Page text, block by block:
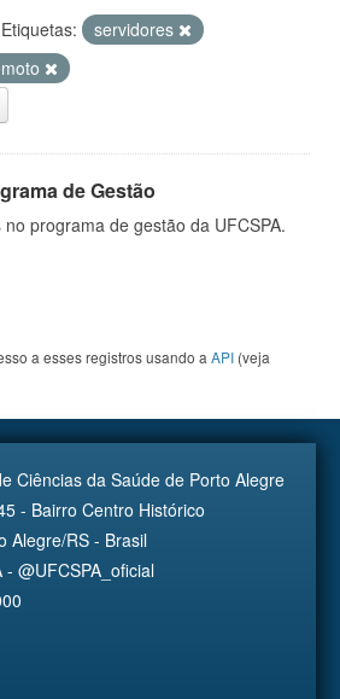
Etiquetas:
servidores
de Gestão
programa de gestão da UFCSPA.
a esses registros usando a API (veja
Ciências da Saúde de Porto Alegre
- Bairro Centro Histórico
Alegre/RS - Brasil
@UFCSPA_oficial